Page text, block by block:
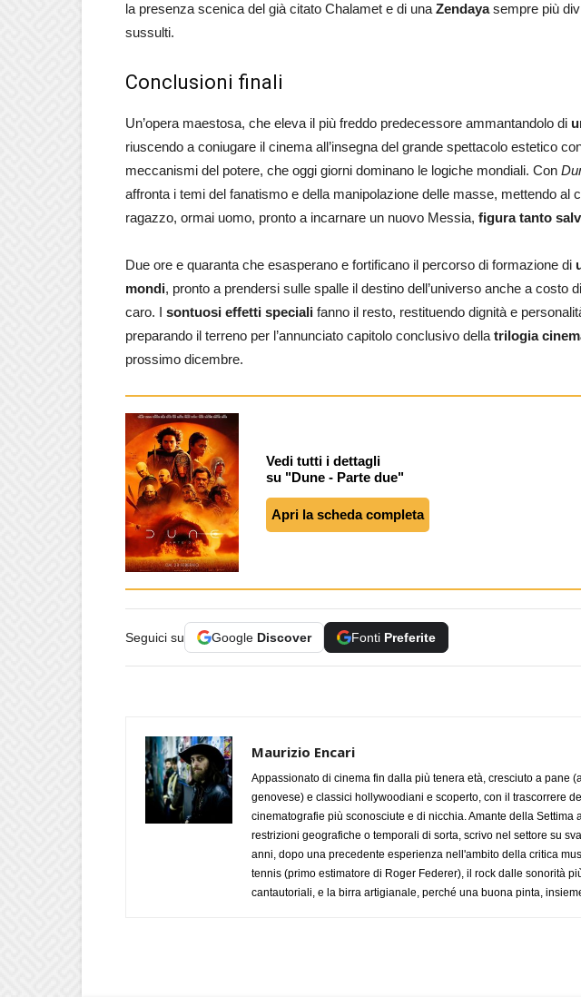
la presenza scenica del già citato Chalamet e di una Zendayasempre più
sussulti.
Conclusioni finali
Un’opera maestosa, che eleva il più freddo predecessore ammantandolo di
riuscendo a coniugare il cinema all’insegna del grande spettacolo estetico
meccanismi del potere, che oggi giorni dominano le logiche mondiali. Con
affronta i temi del fanatismo e della manipolazione delle masse, mettendo al
ragazzo, ormai uomo, pronto a incarnare un nuovo Messia, figura tanto
Due ore e quaranta che esasperano e fortificano il percorso di formazione di
mondi, pronto a prendersi sulle spalle il destino dell’universo anche a costo
caro. I sontuosi effetti speciali fanno il resto, restituendo dignità e
preparando il terreno per l’annunciato capitolo conclusivo della trilogia
prossimo dicembre.
Vedi tutti i dettagli
su "Dune - Parte due"
Apri la scheda completa
Seguici su Google Discover Fonti Preferite
Maurizio Encari
Appassionato di cinema fin dalla più tenera età, cresciuto a pane
genovese) e classici hollywoodiani e scoperto, con il trascorrere
cinematografie più sconosciute e di nicchia. Amante della Settima
restrizioni geografiche o temporali di sorta, scrivo nel settore su
anni, dopo una precedente esperienza nell'ambito della critica
tennis (primo estimatore di Roger Federer), il rock dalle sonorità
cantautoriali, e la birra artigianale, perché una buona pinta,